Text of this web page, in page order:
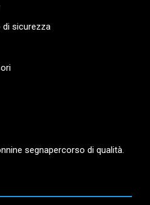
di sicurezza
segnapercorso di qualità.